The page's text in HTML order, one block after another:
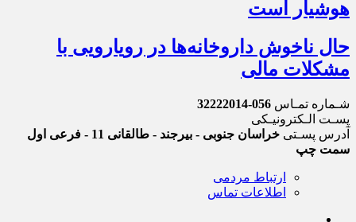
هوشیار است
حال ناخوش داروخانه‌ها در رویارویی با
مشکلات مالی
شـماره تمـاس 056-32222014
پسـت الـکترونیـکی
آدرس پسـتی
خراسان جنوبی - بیرجند - طالقانی 11 - فرعی اول
سمت چپ
ارتباط مردمی
اطلاعات تماس